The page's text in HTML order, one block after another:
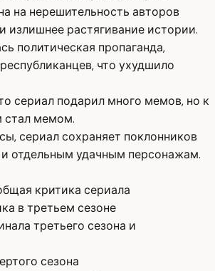
на нерешительность авторов
излишнее растягивание истории.
политическая пропаганда,
что ухудшило
сериал подарил много мемов, но к
стал мемом.
сериал сохраняет поклонников
отдельным удачным персонажам.
критика сериала
в третьем сезоне
третьего сезона и
сезона